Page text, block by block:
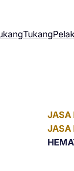
Tukang
JASA
JASA